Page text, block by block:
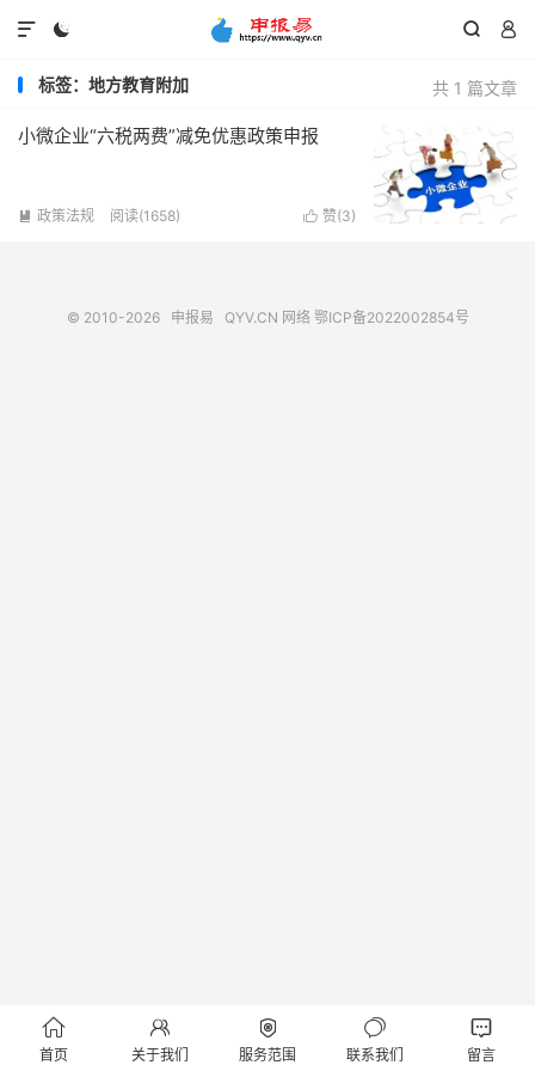
  

共 1 篇文章
标签：地方教育附加
小微企业“六税两费”减免优惠政策申报
 赞(3)
 政策法规 阅读(1658)
© 2010-2026 申报易 QYV.CN 网络 鄂ICP备2022002854号

首页

关于我们

服务范围

联系我们

留言